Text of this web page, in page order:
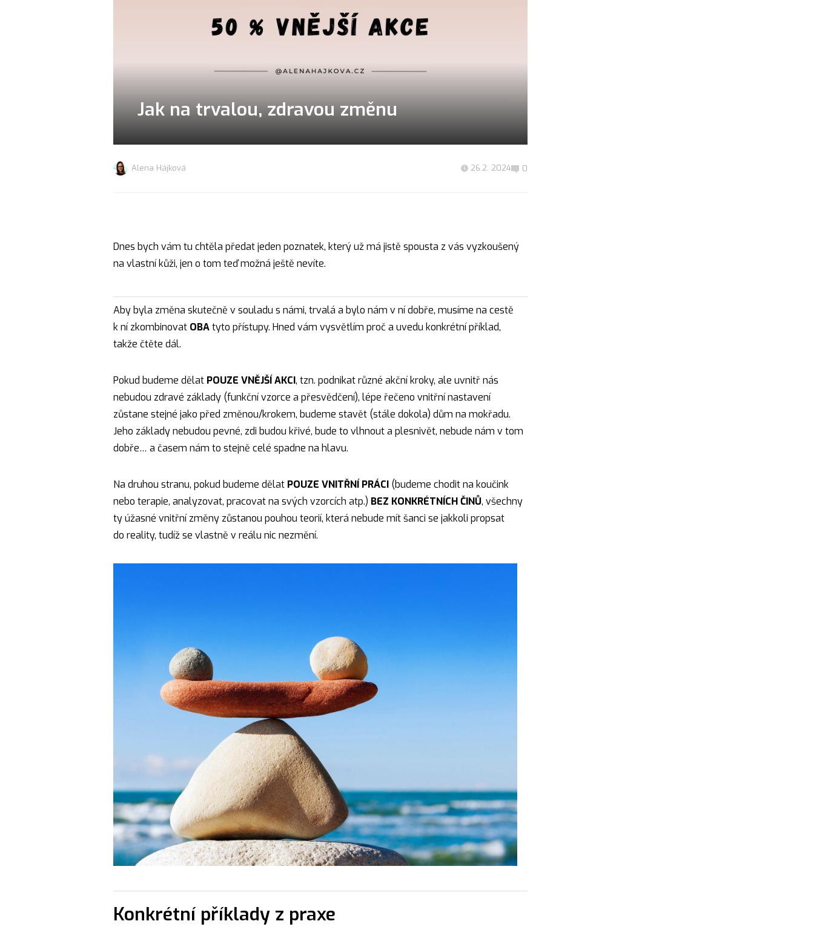
Jak na trvalou, zdravou změnu
Alena Hájková 26.2. 2024 0
Dnes bych vám tu chtěla předat jeden poznatek, který už má jistě spousta z vás vyzkoušený
na vlastní kůži, jen o tom teď možná ještě nevíte.
Aby byla změna skutečně v souladu s námi, trvalá a bylo nám v ní dobře, musíme na cestě
k ní zkombinovat OBAtyto přístupy. Hned vám vysvětlím proč a uvedu konkrétní příklad,
takže čtěte dál.
Pokud budeme dělat POUZE VNĚJŠÍ AKCI, tzn. podnikat různé akční kroky, ale uvnitř nás
nebudou zdravé základy (funkční vzorce a přesvědčení), lépe řečeno vnitřní nastavení
zůstane stejné jako před změnou/krokem, budeme stavět (stále dokola) dům na mokřadu.
Jeho základy nebudou pevné, zdi budou křivé, bude to vlhnout a plesnivět, nebude nám v tom
dobře… a časem nám to stejně celé spadne na hlavu.
Na druhou stranu, pokud budeme dělat POUZE VNITŘNÍ PRÁCI (budeme chodit na koučink
nebo terapie, analyzovat, pracovat na svých vzorcích atp.) BEZ KONKRÉTNÍCH ČINŮ, všechny
ty úžasné vnitřní změny zůstanou pouhou teorií, která nebude mít šanci se jakkoli propsat
do reality, tudíž se vlastně v reálu nic nezmění.
Konkrétní příklady z praxe